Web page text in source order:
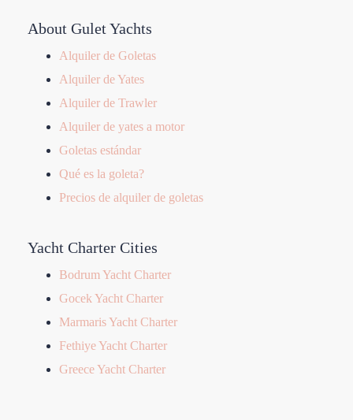
About Gulet Yachts
Alquiler de Goletas
Alquiler de Yates
Alquiler de Trawler
Alquiler de yates a motor
Goletas estándar
Qué es la goleta?
Precios de alquiler de goletas
Yacht Charter Cities
Bodrum Yacht Charter
Gocek Yacht Charter
Marmaris Yacht Charter
Fethiye Yacht Charter
Greece Yacht Charter